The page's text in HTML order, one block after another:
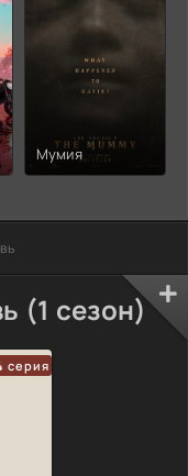
Мумия
(1 сезон)
серия